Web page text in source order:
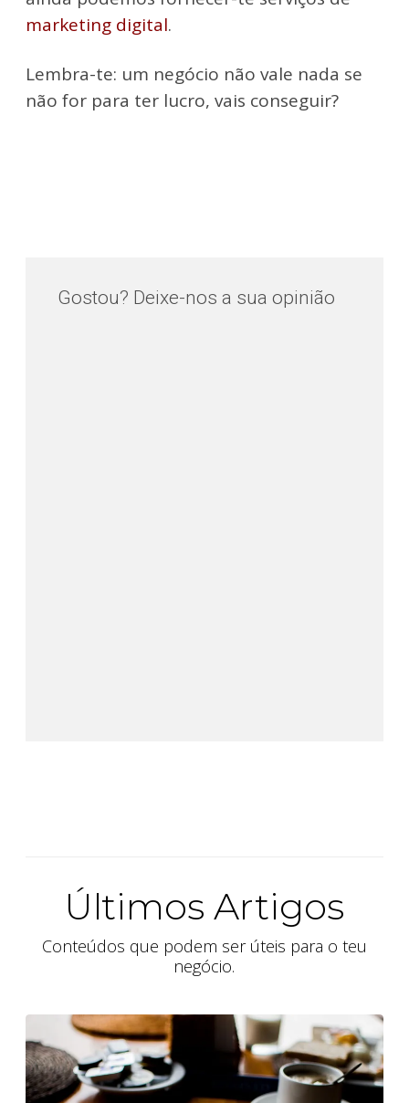
marketing digital.
Lembra-te: um negócio não vale nada se
não for para ter lucro, vais conseguir?
Gostou? Deixe-nos a sua opinião
Últimos Artigos
Conteúdos que podem ser úteis para o teu
negócio.